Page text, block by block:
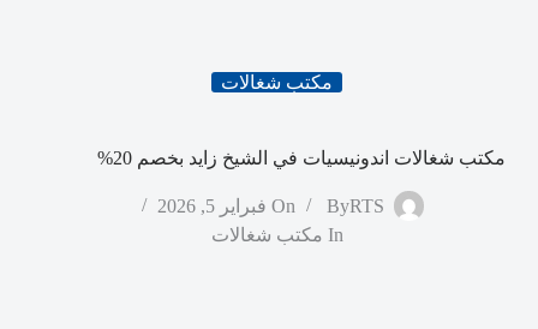
مكتب شغالات
مكتب شغالات اندونيسيات في الشيخ زايد بخصم 20%
ByRTS
On فبراير 5, 2026
In مكتب شغالات